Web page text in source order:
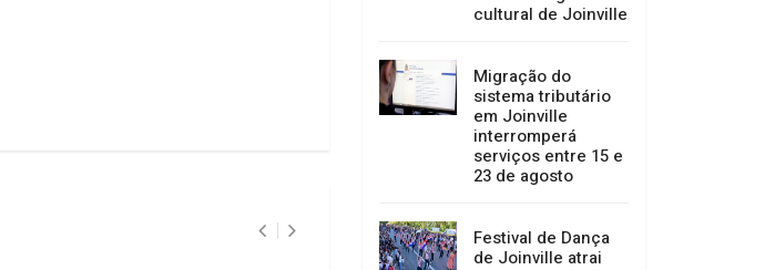
Passeio guiado,
cultural de Joinville
Migração do
sistema tributário
em Joinville
23 de agosto